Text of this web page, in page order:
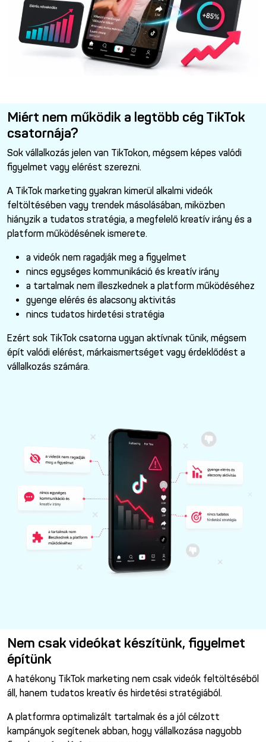
Miért nem működik a legtöbb cég TikTok
csatornája?
Sok vállalkozás jelen van TikTokon, mégsem képes valódi
figyelmet vagy elérést szerezni.
A TikTok marketing gyakran kimerül alkalmi videók
feltöltésében vagy trendek másolásában, miközben
hiányzik a tudatos stratégia, a megfelelő kreatív irány és a
platform működésének ismerete.
a videók nem ragadják meg a figyelmet
nincs egységes kommunikáció és kreatív irány
a tartalmak nem illeszkednek a platform működéséhez
gyenge elérés és alacsony aktivitás
nincs tudatos hirdetési stratégia
Ezért sok TikTok csatorna ugyan aktívnak tűnik, mégsem
épít valódi elérést, márkaismertséget vagy érdeklődést a
vállalkozás számára.
Nem csak videókat készítünk, figyelmet
építünk
A hatékony TikTok marketing nem csak videók feltöltéséből
áll, hanem tudatos kreatív és hirdetési stratégiából.
A platformra optimalizált tartalmak és a jól célzott
kampányok segítenek abban, hogy vállalkozása nagyobb